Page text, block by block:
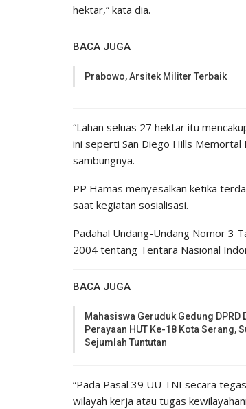
hektar,” kata dia.
BACA JUGA
Prabowo, Arsitek Militer Terbaik
“Lahan seluas 27 hektar itu
ini seperti San Diego Hills Memortal
sambungnya.
PP Hamas menyesalkan ketika
saat kegiatan sosialisasi.
Padahal Undang-Undang Nomor 3
2004 tentang Tentara Nasional
BACA JUGA
Mahasiswa Geruduk Gedung DPRD
Perayaan HUT Ke-18 Kota Serang,
Sejumlah Tuntutan
“Pada Pasal 39 UU TNI secara
wilayah kerja atau tugas